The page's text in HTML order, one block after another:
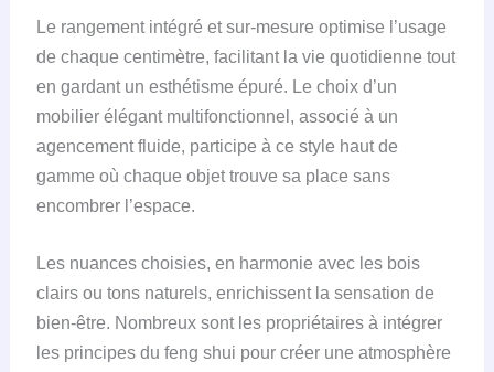
Le rangement intégré et sur-mesure optimise l’usage
de chaque centimètre, facilitant la vie quotidienne tout
en gardant un esthétisme épuré. Le choix d’un
mobilier élégant multifonctionnel, associé à un
agencement fluide, participe à ce style haut de
gamme où chaque objet trouve sa place sans
encombrer l’espace.
Les nuances choisies, en harmonie avec les bois
clairs ou tons naturels, enrichissent la sensation de
bien-être. Nombreux sont les propriétaires à intégrer
les principes du feng shui pour créer une atmosphère